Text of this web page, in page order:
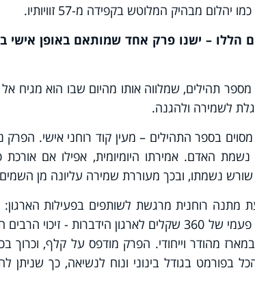
מבהיק המלוטש בקפידה מ-57 זוויותיו.
הללו – ישנו פרק אחד שמותאם באופן אישי
תהילים, שמלווה אותו מהיום שבו הוא מגיח אל
בספר התהילים – מעין קוד רוחני אישי. הפרק
האדם. אמירתו היומיומית, אפילו אם אורכת
שורש נשמתו, ובכך מעוררת שמירה עליונה מן
מתנה רוחנית מרגשת לשותפים בפעילות הארגון:
במסגרת הפרויקט, תורמים סכום חד פעמי של 360 שקלים לארגון הידברות - זיכוי
מהודר וייחודי. הפרק מודפס על קלף, וכרוך
בגודל בינוני ונוח לנשיאה, כך שניתן